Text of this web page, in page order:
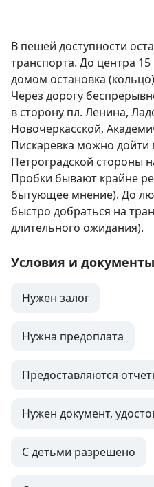
В пешей доступности
транспорта. До центра
домом остановка
Через дорогу
в сторону пл. Ленина,
Новочеркасской,
Пискаревка можно
Петроградской стороны
Пробки бывают крайне
бытующее мнение). До
быстро добраться на
длительного ожидания).
Условия и документы
Нужен залог
Нужна предоплата
Предоставляются
Нужен документ,
С детьми разрешено